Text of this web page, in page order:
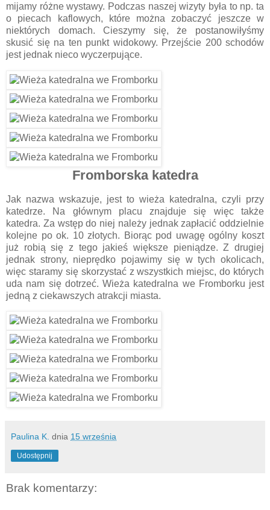
mijamy różne wystawy. Podczas naszej wizyty była to np. ta
o piecach kaflowych, które można zobaczyć jeszcze w
niektórych domach. Cieszymy się, że postanowiłyśmy
skusić się na ten punkt widokowy. Przejście 200 schodów
jest jednak nieco wyczerpujące.
Fromborska katedra
Jak nazwa wskazuje, jest to wieża katedralna, czyli przy
katedrze. Na głównym placu znajduje się więc także
katedra. Za wstęp do niej należy jednak zapłacić oddzielnie
kolejne po ok. 10 złotych. Biorąc pod uwagę ogólny koszt
już robią się z tego jakieś większe pieniądze. Z drugiej
jednak strony, nieprędko pojawimy się w tych okolicach,
więc staramy się skorzystać z wszystkich miejsc, do których
uda nam się dotrzeć. Wieża katedralna we Fromborku jest
jedną z ciekawszych atrakcji miasta.
Paulina K. dnia 15 września
Udostępnij
Brak komentarzy: